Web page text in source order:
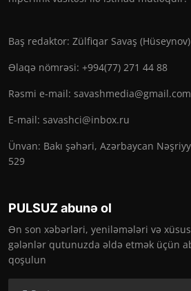
Baş redaktor: Zülfiqar Savaş (Hüseynov)
Əlaqə nömrəsi: +994(77) 271 44 88
Rəsmi e-mail: savashmedia@gmail.com
E-mail: savashci@inbox.ru
Ünvan: Bakı şəhəri, Azərbaycan
529
PULSUZ abunə ol
Ən son xəbərləri, yeniləmələri və
gələnlər qutunuzda əldə etmək üçün
qoşulun